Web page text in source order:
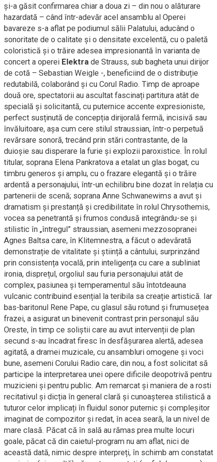
și-a găsit confirmarea chiar a doua zi – din nou o alăturare
hazardată – când într-adevăr acel ansamblu al Operei
bavareze s-a aflat pe podiumul sălii Palatului, aducând o
sonoritate de o calitate și o densitate excelentă, cu o paletă
coloristică și o trăire adesea impresionantă în varianta de
concert a operei Elektra de Strauss, sub bagheta unui dirijor
de cotă – Sebastian Weigle -, beneficiind de o distribuție
redutabilă, colaborând și cu Corul Radio. Timp de aproape
două ore, spectatorii au ascultat fascinați partitura atât de
specială și solicitantă, cu puternice accente expresioniste,
perfect susținută de concepția dirijorală fermă, incisivă sau
învăluitoare, așa cum cere stilul straussian, într-o perpetuă
revărsare sonoră, trecând prin stări contrastante, de la
duioșie sau disperare la furie și explozii paroxistice. În rolul
titular, soprana Elena Pankratova a etalat un glas bogat, cu
timbru generos și amplu, cu o frazare elegantă și o trăire
ardentă a personajului, într-un echilibru bine dozat în relația cu
partenerii de scenă; soprana Anne Schwanewims a avut și
dramatism și prestanță și credibilitate în rolul Chrysothemis,
vocea sa penetrantă și frumos condusă integrându-se și
stilistic în „întregul” straussian, asemeni mezzosopranei
Agnes Baltsa care, în Klitemnestra, a făcut o adevărată
demonstrație de vitalitate și știință a cântului, surprinzând
prin consistența vocală, prin inteligența cu care a subliniat
ironia, disprețul, orgoliul sau furia personajului atât de
complex, pasiunea și temperamentul său întotdeauna
vulcanic contribuind esențial la teribila sa creație artistică. Iar
bas-baritonul Rene Pape, cu glasul său rotund și frumusețea
frazei, a asigurat un binevenit contrast prin personajul său
Oreste, în timp ce soliștii care au avut intervenții de plan
secund s-au încadrat firesc în desfășurarea alertă, adesea
agitată, a dramei muzicale, cu ansambluri omogene și voci
bune, asemeni Corului Radio care, din nou, a fost solicitat să
participe la interpretarea unei opere dificile deopotrivă pentru
muzicieni și pentru public. Am remarcat și maniera de a rosti
recitativul și dicția în general clară și cunoașterea stilistică a
tuturor celor implicați în fluidul sonor puternic și compleșitor
imaginat de compozitor și redat, în acea seară, la un nivel de
mare clasă. Păcat că în sală au rămas prea multe locuri
goale, păcat că din caietul-program nu am aflat, nici de
această dată, nimic despre interpreți, în schimb am constatat